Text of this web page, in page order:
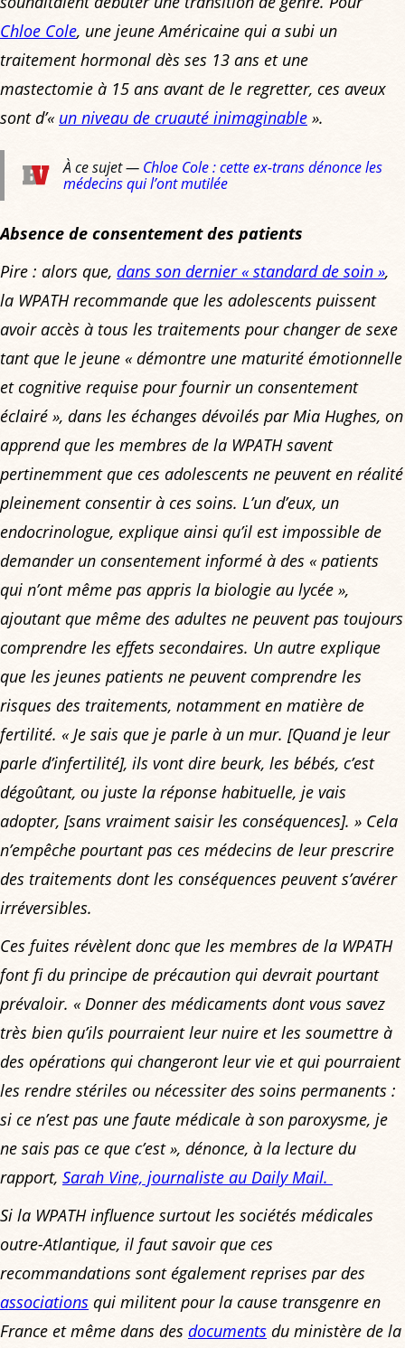
Chloe Cole, une jeune Américaine qui a subi un
traitement hormonal dès ses 13 ans et une
mastectomie à 15 ans avant de le regretter, ces aveux
sont d’« un niveau de cruauté inimaginable ».
À ce sujet — Chloe Cole : cette ex-trans dénonce les
médecins qui l’ont mutilée
Absence de consentement des patients
Pire : alors que, dans son dernier« standard de soin »,
la WPATH recommande que les adolescents puissent
avoir accès à tous les traitements pour changer de sexe
tant que le jeune « démontre une maturité émotionnelle
et cognitive requise pour fournir un consentement
éclairé », dans les échanges dévoilés par Mia Hughes, on
apprend que les membres de la WPATH savent
pertinemment que ces adolescents ne peuvent en réalité
pleinement consentir à ces soins. L’un d’eux, un
endocrinologue, explique ainsi qu’il est impossible de
demander un consentement informé à des « patients
qui n’ont même pas appris la biologie au lycée »,
ajoutant que même des adultes ne peuvent pas toujours
comprendre les effets secondaires. Un autre explique
que les jeunes patients ne peuvent comprendre les
risques des traitements, notamment en matière de
fertilité. « Je sais que je parle à un mur. [Quand je leur
parle d’infertilité], ils vont dire beurk, les bébés, c’est
dégoûtant, ou juste la réponse habituelle, je vais
adopter, [sans vraiment saisir les conséquences]. » Cela
n’empêche pourtant pas ces médecins de leur prescrire
des traitements dont les conséquences peuvent s’avérer
irréversibles.
Ces fuites révèlent donc que les membres de la WPATH
font fi du principe de précaution qui devrait pourtant
prévaloir. « Donner des médicaments dont vous savez
très bien qu’ils pourraient leur nuire et les soumettre à
des opérations qui changeront leur vie et qui pourraient
les rendre stériles ou nécessiter des soins permanents :
si ce n’est pas une faute médicale à son paroxysme, je
ne sais pas ce que c’est », dénonce, à la lecture du
rapport, Sarah Vine, journaliste au Daily Mail.
Si la WPATH influence surtout les sociétés médicales
outre-Atlantique, il faut savoir que ces
recommandations sont également reprises par des
associations qui militent pour la cause transgenre en
France et même dans des documents du ministère de la